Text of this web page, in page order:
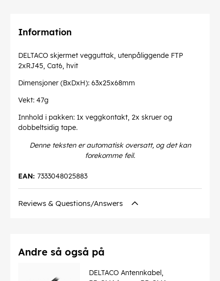
Information
DELTACO skjermet vegguttak, utenpåliggende FTP
2xRJ45, Cat6, hvit
Dimensjoner (BxDxH): 63x25x68mm
Vekt: 47g
Innhold i pakken: 1x veggkontakt, 2x skruer og
dobbeltsidig tape.
Denne teksten er automatisk oversatt, og det kan
forekomme feil.
7333048025883
EAN:
Reviews & Questions/Answers
Andre så også på
DELTACO Antennkabel,